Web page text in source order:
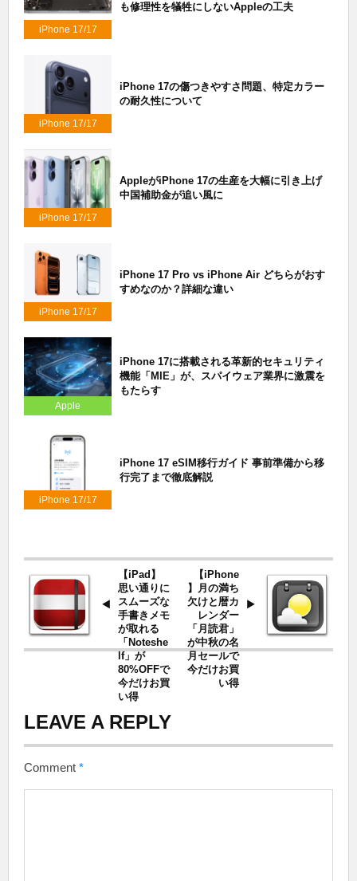
iPhone 17/17
も修理性を犠牲にしないAppleの工夫
iPhone 17/17
iPhone 17の傷つきやすさ問題、特定カラー
の耐久性について
iPhone 17/17
AppleがiPhone 17の生産を大幅に引き上げ
中国補助金が追い風に
iPhone 17/17
iPhone 17 Pro vs iPhone Air どちらがおす
すめなのか？詳細な違い
Apple
iPhone 17に搭載される革新的セキュリティ
機能「MIE」が、スパイウェア業界に激震を
もたらす
iPhone 17/17
iPhone 17 eSIM移行ガイド 事前準備から移
行完了まで徹底解説
【iPad】
思い通りに
スムーズな
手書きメモ
が取れる
「Noteshe
lf」が
80%OFFで
今だけお買
い得
【iPhone
】月の満ち
欠けと暦カ
レンダー
「月読君」
が中秋の名
月セールで
今だけお買
い得
LEAVE A REPLY
Comment *